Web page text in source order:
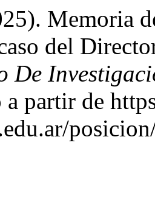
Memoria
del
De
a partir de